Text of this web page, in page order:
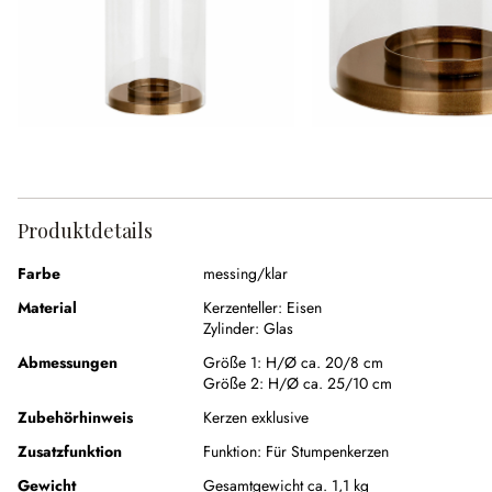
Produktdetails
Farbe
messing/klar
Material
Kerzenteller: Eisen
Zylinder: Glas
Abmessungen
Größe 1: H/Ø ca. 20/8 cm
Größe 2: H/Ø ca. 25/10 cm
Zubehörhinweis
Kerzen exklusive
Zusatzfunktion
Funktion: Für Stumpenkerzen
Gewicht
Gesamtgewicht ca. 1,1 kg